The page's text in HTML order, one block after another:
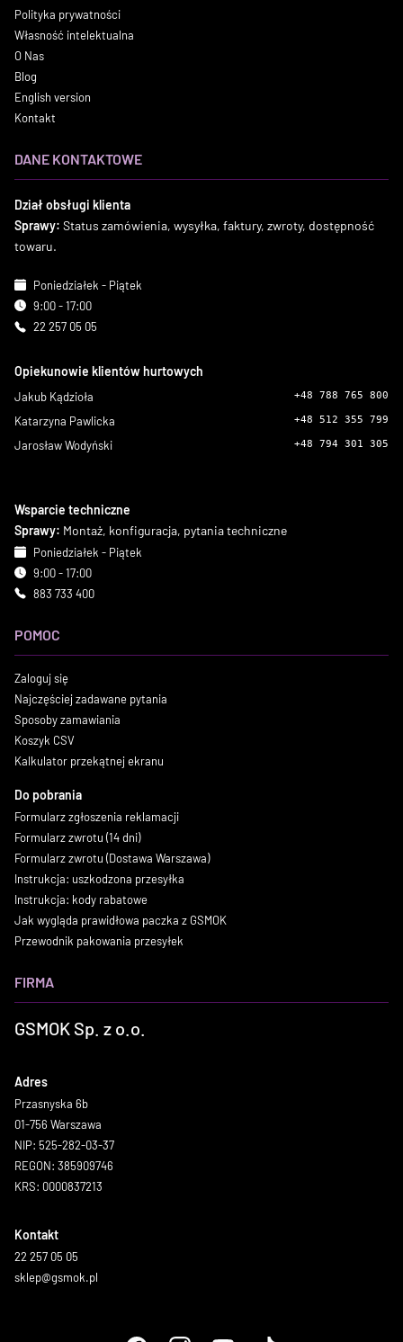
Polityka prywatności
Własność intelektualna
O Nas
Blog
English version
Kontakt
DANE KONTAKTOWE
Dział obsługi klienta
Sprawy: Status zamówienia, wysyłka, faktury, zwroty, dostępność
towaru.
Poniedziałek - Piątek
9:00 - 17:00
22 257 05 05
Opiekunowie klientów hurtowych
Jakub Kądzioła +48 788 765 800
Katarzyna Pawlicka +48 512 355 799
Jarosław Wodyński +48 794 301 305
Wsparcie techniczne
Sprawy: Montaż, konfiguracja, pytania techniczne
Poniedziałek - Piątek
9:00 - 17:00
883 733 400
POMOC
Zaloguj się
Najczęściej zadawane pytania
Sposoby zamawiania
Koszyk CSV
Kalkulator przekątnej ekranu
Do pobrania
Formularz zgłoszenia reklamacji
Formularz zwrotu (14 dni)
Formularz zwrotu (Dostawa Warszawa)
Instrukcja: uszkodzona przesyłka
Instrukcja: kody rabatowe
Jak wygląda prawidłowa paczka z GSMOK
Przewodnik pakowania przesyłek
FIRMA
GSMOK Sp. z o.o.
Adres
Przasnyska 6b
01-756 Warszawa
NIP: 525-282-03-37
REGON: 385909746
KRS: 0000837213
Kontakt
22 257 05 05
sklep@gsmok.pl